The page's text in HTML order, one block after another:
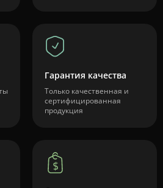
Гарантия качества
Только качественная и
сертифицированная
продукция